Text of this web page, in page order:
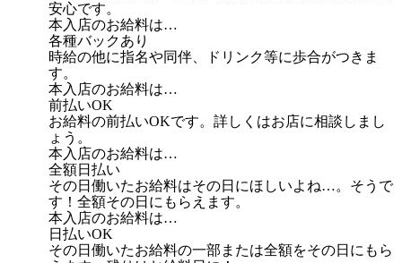
安心です。
本入店のお給料は…
各種バックあり
時給の他に指名や同伴、ドリンク等に歩合がつきま
す。
本入店のお給料は…
前払いOK
お給料の前払いOKです。詳しくはお店に相談しまし
ょう。
本入店のお給料は…
全額日払い
その日働いたお給料はその日にほしいよね…。そうで
す！全額その日にもらえます。
本入店のお給料は…
日払いOK
その日働いたお給料の一部または全額をその日にもら